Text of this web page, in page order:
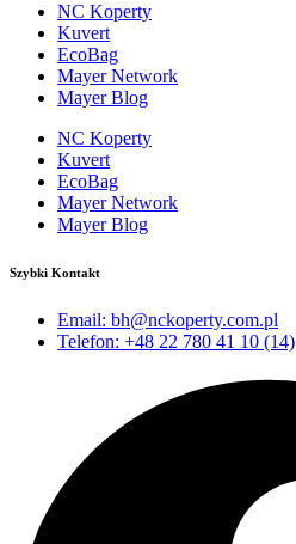
NC Koperty
Kuvert
EcoBag
Mayer Network
Mayer Blog
NC Koperty
Kuvert
EcoBag
Mayer Network
Mayer Blog
Szybki Kontakt
Email: bh@nckoperty.com.pl
Telefon: +48 22 780 41 10 (14)